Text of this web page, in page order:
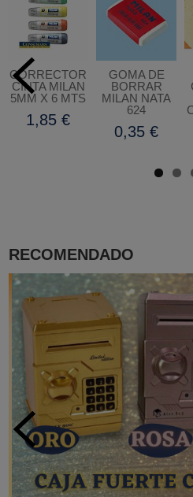
RECOMENDADO
CORRECTOR
CINTA MILAN
5MM X 6 MTS
1,85 €
GOMA DE
BORRAR
MILAN NATA
624
0,35 €